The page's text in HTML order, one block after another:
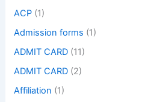
ACP (1)
Admission forms (1)
ADMIT CARD (11)
ADMIT CARD (2)
Affiliation (1)